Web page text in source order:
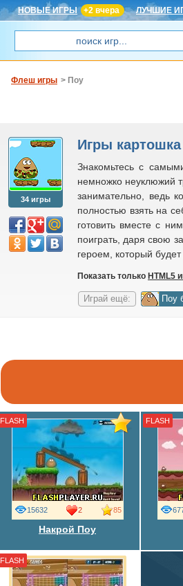
НОВЫЕ ИГРЫ +2 вчера ЛУЧШИЕ
Флеш игры > Поу
Игры картошка
Знакомьтесь с
немножко неуклюжий
занимательно, ведь
полностью взять на
готовить вместе с
поиграть, даря свою
героем, который
Показать только HTML5
34 игры
Играй ещё: Поу
Накрой Поу
15632 2 85
FLASH FLASH
FLASH